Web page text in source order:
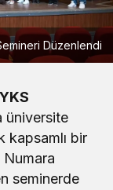
Düzenlendi
YKS
üniversite
kapsamlı bir
seminerde